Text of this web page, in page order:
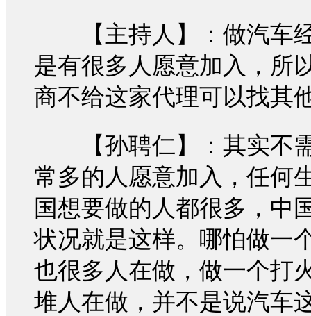
【主持人】：做汽车
是有很多人愿意加入，所
商不给这家代理可以找其
【孙聘仁】：其实不
常多的人愿意加入，任何
国想要做的人都很多，中
状况就是这样。哪怕做一
也很多人在做，做一个打
堆人在做，并不是说汽车